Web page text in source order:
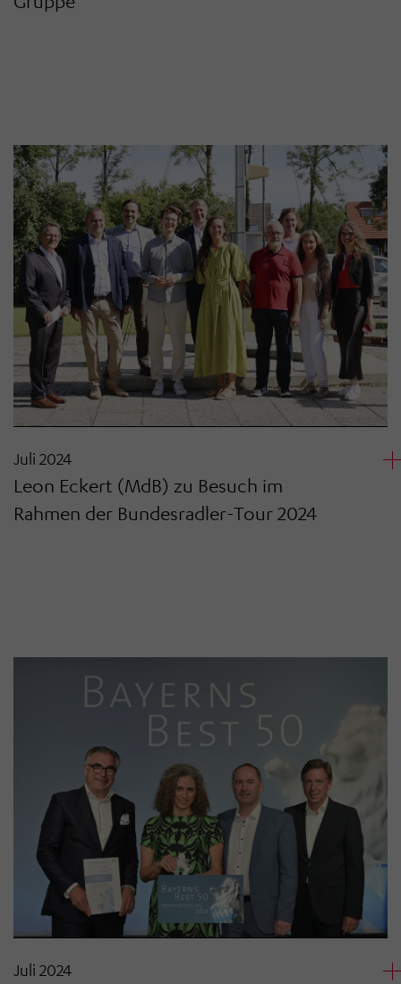
Juli 2024
Leon Eckert (MdB) zu Besuch im
Rahmen der Bundesradler-Tour 2024
Juli 2024